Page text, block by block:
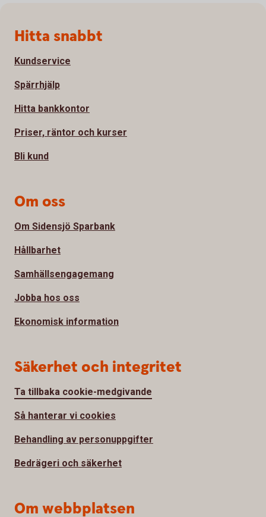
Sidfot
Hitta snabbt
Kundservice
Spärrhjälp
Hitta bankkontor
Priser, räntor och kurser
Bli kund
Om oss
Om Sidensjö Sparbank
Hållbarhet
Samhällsengagemang
Jobba hos oss
Ekonomisk information
Säkerhet och integritet
Ta tillbaka cookie-medgivande
Så hanterar vi cookies
Behandling av personuppgifter
Bedrägeri och säkerhet
Om webbplatsen